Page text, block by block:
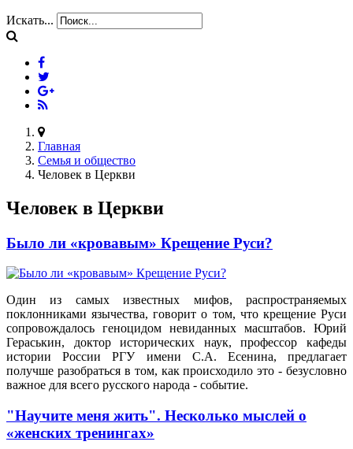
Искать...
Главная
Семья и общество
Человек в Церкви
Человек в Церкви
Было ли «кровавым» Крещение Руси?
Один из самых известных мифов, распространяемых
поклонниками язычества, говорит о том, что крещение Руси
сопровождалось геноцидом невиданных масштабов. Юрий
Гераськин, доктор исторических наук, профессор кафеды
истории России РГУ имени С.А. Есенина, предлагает
получше разобраться в том, как происходило это - безусловно
важное для всего русского народа - событие.
"Научите меня жить". Несколько мыслей о
«женских тренингах»